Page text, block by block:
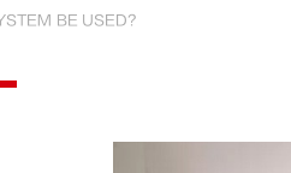
BE USED?